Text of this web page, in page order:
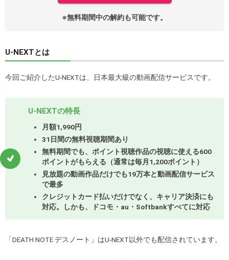
※無料期間中の解約も可能です。
U-NEXTとは
今回ご紹介したU-NEXTは、日本最大級の動画配信サービスです。
U-NEXTの特長
月額1,990円
31日間の無料視聴期間あり
無料期間でも、ポイント視聴作品の視聴に使える600
ポイントがもらえる（通常は毎月1,200ポイント）
見放題の動画作品だけでも19万本と動画配信サービス
で最多
クレジットカード払いだけでなく、キャリア決済にも
対応。しかも、ドコモ・au・Softbankすべてに対応
「DEATH NOTE デスノート」はU-NEXT以外でも配信されています。